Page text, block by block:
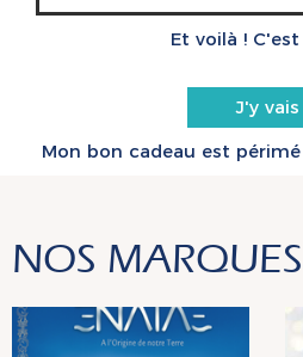
Et voilà !
J'y vais
Mon bon cadeau est périmé
NOS MARQUES